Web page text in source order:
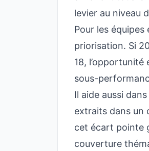
levier au niveau
Pour les
priorisation. Si
18, l’opportunité
sous-
Il aide aussi
extraits dans un
cet écart pointe
couverture